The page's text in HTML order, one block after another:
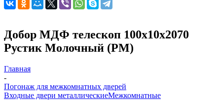
Добор МДФ телескоп 100х10х2070
Рустик Молочный (РМ)
Главная
-
Погонаж для межкомнатных дверей
Входные двери металлическиеМежкомнатные